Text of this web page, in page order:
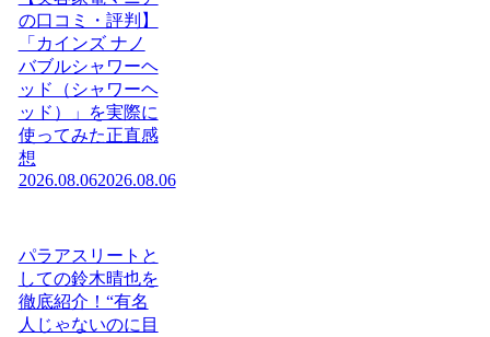
の口コミ・評判】
「カインズ ナノ
バブルシャワーヘ
ッド（シャワーヘ
ッド）」を実際に
使ってみた正直感
想
2026.08.062026.08.06
パラアスリートと
しての鈴木晴也を
徹底紹介！“有名
人じゃないのに目